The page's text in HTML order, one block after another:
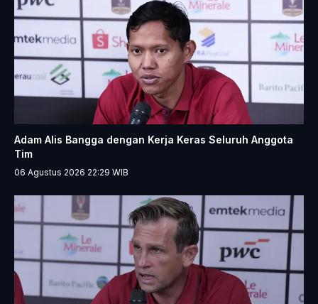
Adam Alis Bangga dengan Kerja Keras Seluruh Anggota
Tim
06 Agustus 2026 22:29 WIB